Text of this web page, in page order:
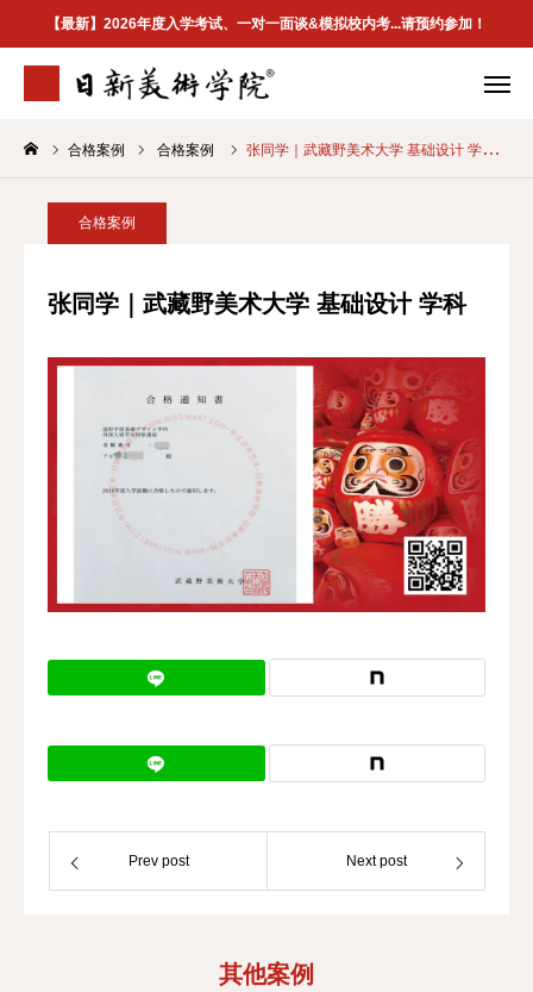
【最新】2026年度入学考试、一对一面谈&模拟校内考...请预约参加！
合格案例 合格案例 张同学｜武藏野美术大学 基础设计 学科
合格案例
张同学｜武藏野美术大学 基础设计 学科
Prev post Next post
其他案例
学院介绍 专业案内
合格案例